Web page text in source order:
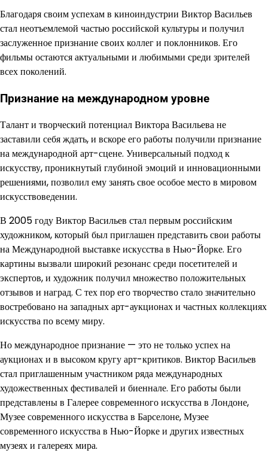
Благодаря своим успехам в киноиндустрии Виктор Васильев
стал неотъемлемой частью российской культуры и получил
заслуженное признание своих коллег и поклонников. Его
фильмы остаются актуальными и любимыми среди зрителей
всех поколений.
Признание на международном уровне
Талант и творческий потенциал Виктора Васильева не
заставили себя ждать, и вскоре его работы получили признание
на международной арт-сцене. Универсальный подход к
искусству, проникнутый глубиной эмоций и инновационными
решениями, позволил ему занять свое особое место в мировом
искусствоведении.
В 2005 году Виктор Васильев стал первым российским
художником, который был приглашен представить свои работы
на Международной выставке искусства в Нью-Йорке. Его
картины вызвали широкий резонанс среди посетителей и
экспертов, и художник получил множество положительных
отзывов и наград. С тех пор его творчество стало значительно
востребовано на западных арт-аукционах и частных коллекциях
искусства по всему миру.
Но международное признание — это не только успех на
аукционах и в высоком кругу арт-критиков. Виктор Васильев
стал приглашенным участником ряда международных
художественных фестивалей и биеннале. Его работы были
представлены в Галерее современного искусства в Лондоне,
Музее современного искусства в Барселоне, Музее
современного искусства в Нью-Йорке и других известных
музеях и галереях мира.